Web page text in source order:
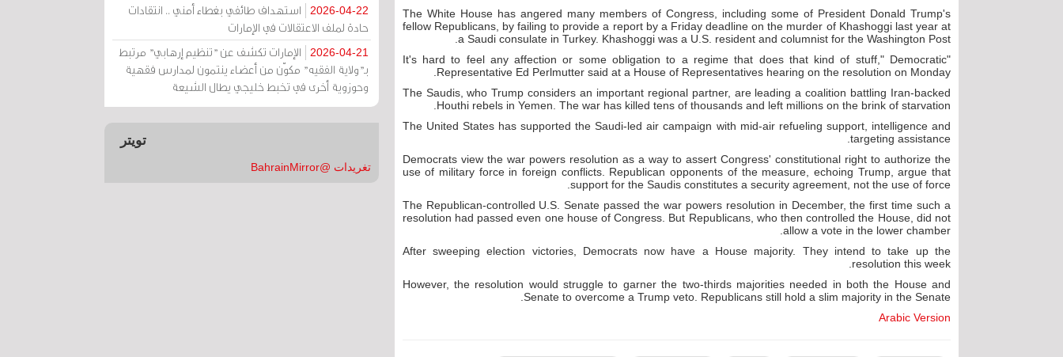
The White House has angered many members of Congress, including some of President Donald Trump's
fellow Republicans, by failing to provide a report by a Friday deadline on the murder of Khashoggi last year at
a Saudi consulate in Turkey. Khashoggi was a U.S. resident and columnist for the Washington Post.
"It's hard to feel any affection or some obligation to a regime that does that kind of stuff," Democratic
Representative Ed Perlmutter said at a House of Representatives hearing on the resolution on Monday.
The Saudis, who Trump considers an important regional partner, are leading a coalition battling Iran-backed
Houthi rebels in Yemen. The war has killed tens of thousands and left millions on the brink of starvation.
The United States has supported the Saudi-led air campaign with mid-air refueling support, intelligence and
targeting assistance.
Democrats view the war powers resolution as a way to assert Congress' constitutional right to authorize the
use of military force in foreign conflicts. Republican opponents of the measure, echoing Trump, argue that
support for the Saudis constitutes a security agreement, not the use of force.
The Republican-controlled U.S. Senate passed the war powers resolution in December, the first time such a
resolution had passed even one house of Congress. But Republicans, who then controlled the House, did not
allow a vote in the lower chamber.
After sweeping election victories, Democrats now have a House majority. They intend to take up the
resolution this week.
However, the resolution would struggle to garner the two-thirds majorities needed in both the House and
Senate to overcome a Trump veto. Republicans still hold a slim majority in the Senate.
Arabic Version
2026-04-22
استهداف طائفي بغطاء أمني .. انتقادات
حادة لملف الاعتقالات في الإمارات
2026-04-21
الإمارات تكشف عن "تنظيم إرهابي" مرتبط
بـ"ولاية الفقيه" مكوّن من أعضاء ينتمون لمدارس فقهية
وحوزوية أخرى في تخبط خليجي يطال الشيعة
تويتر
تغريدات @BahrainMirror